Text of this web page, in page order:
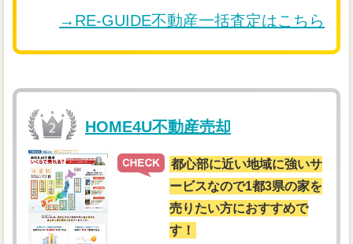
→RE-GUIDE不動産一括査定はこちら
HOME4U不動産売却
都心部に近い地域に強いサ
ービスなので1都3県の家を
売りたい方におすすめで
す！